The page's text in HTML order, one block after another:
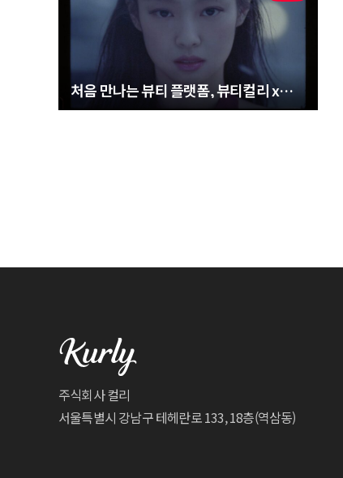
처음 만나는 뷰티 플랫폼, 뷰티컬리 x
제니
주식회사 컬리
서울특별시 강남구 테헤란로 133, 18층(역삼동)